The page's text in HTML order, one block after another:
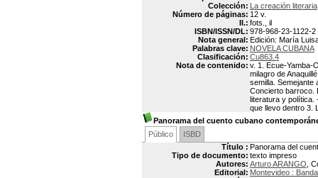
Colección: La creación literaria
Número de páginas: 12 v.
Il.: fots., il
ISBN/ISSN/DL: 978-968-23-1122-2
Nota general: Edición: María
Palabras clave: NOVELA CUBANA
Clasificación: Cu863.4
Nota de contenido: v. 1. Ecue-Yamba-
milagro de
semilla. Semejante
Concierto barroco.
literatura y política.
que llevo dentro 3.
Panorama del cuento cubano
Público
ISBD
Título : Panorama del
Tipo de documento: texto impreso
Autores: Arturo ARANGO ,
Editorial: Montevideo :